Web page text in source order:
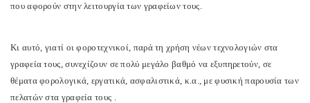
που αφορούν στην λειτουργία των γραφείων τους.
Κι αυτό, γιατί οι φοροτεχνικοί, παρά τη χρήση νέων τεχνολογιών στα
γραφεία τους, συνεχίζουν σε πολύ μεγάλο βαθμό να εξυπηρετούν, σε
θέματα φορολογικά, εργατικά, ασφαλιστικά, κ.α., με φυσική παρουσία των
πελατών στα γραφεία τους .